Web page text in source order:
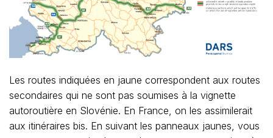
Les routes indiquées en jaune correspondent aux routes
secondaires qui ne sont pas soumises à la vignette
autoroutière en Slovénie. En France, on les assimilerait
aux itinéraires bis. En suivant les panneaux jaunes, vous